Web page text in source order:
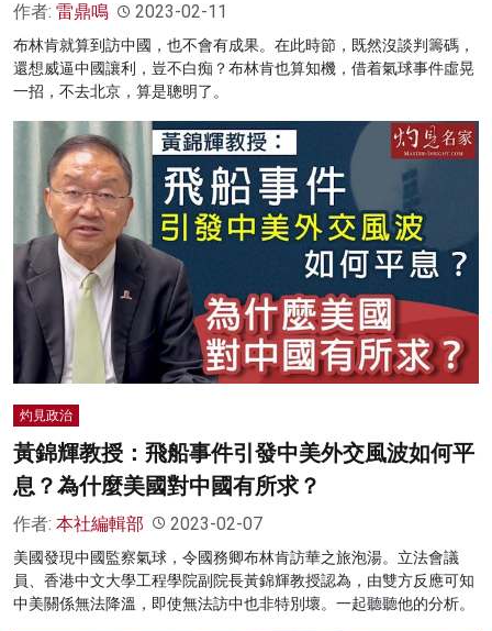
作者: 雷鼎鳴 2023-02-11
布林肯就算到訪中國，也不會有成果。在此時節，既然沒談判籌碼，
還想威逼中國讓利，豈不白痴？布林肯也算知機，借着氣球事件虛晃
一招，不去北京，算是聰明了。
灼見政治
黃錦輝教授：飛船事件引發中美外交風波如何平
息？為什麼美國對中國有所求？
作者: 本社編輯部 2023-02-07
美國發現中國監察氣球，令國務卿布林肯訪華之旅泡湯。立法會議
員、香港中文大學工程學院副院長黃錦輝教授認為，由雙方反應可知
中美關係無法降溫，即使無法訪中也非特別壞。一起聽聽他的分析。